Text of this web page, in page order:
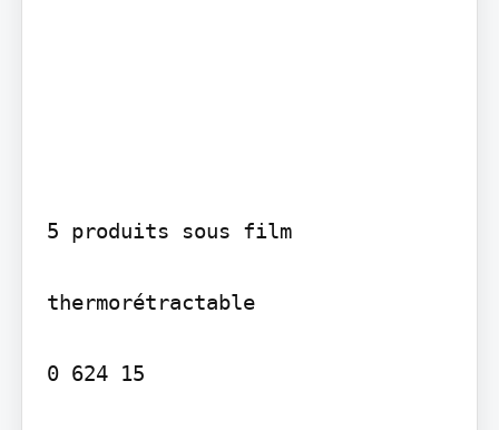
5 produits sous film
thermorétractable
0 624 15